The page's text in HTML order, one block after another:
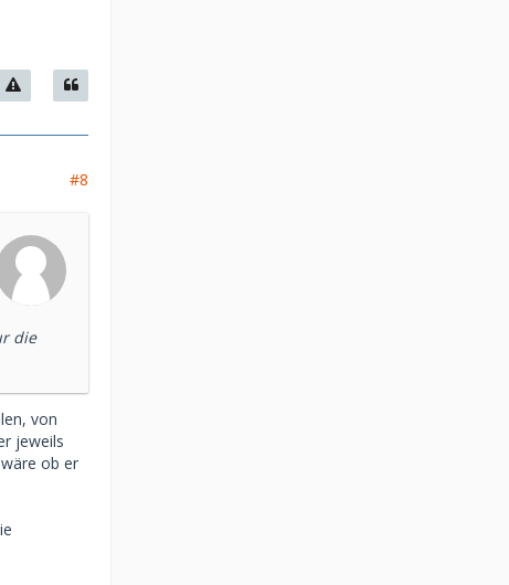
#8
die
von
jeweils
ob er